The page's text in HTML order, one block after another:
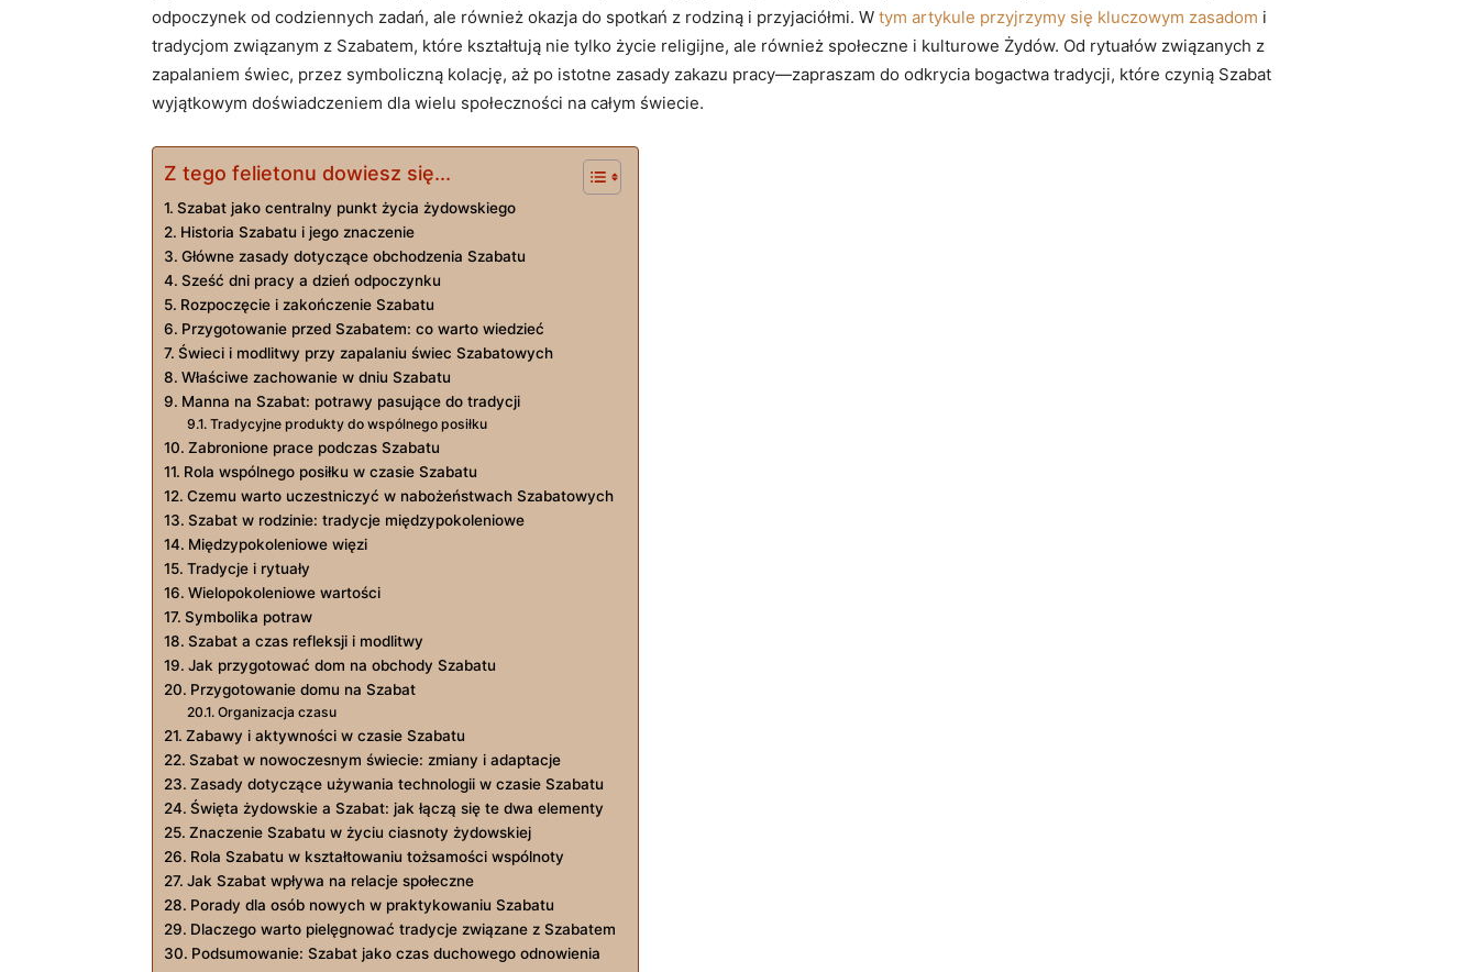
odpoczynek od codziennych zadań, ale również okazja do spotkań z rodziną i przyjaciółmi. W tym artykule przyjrzymy się kluczowym zasadom i
tradycjom związanym z Szabatem, które kształtują nie tylko życie religijne, ale również społeczne i kulturowe Żydów. Od rytuałów związanych z
zapalaniem świec, przez symboliczną kolację, aż po istotne zasady zakazu pracy—zapraszam do odkrycia bogactwa tradycji, które czynią Szabat
wyjątkowym doświadczeniem dla wielu społeczności na całym świecie.
Z tego felietonu dowiesz się...
Szabat jako centralny punkt życia żydowskiego
Historia Szabatu i jego znaczenie
Główne zasady dotyczące obchodzenia Szabatu
Sześć dni pracy a dzień odpoczynku
Rozpoczęcie i zakończenie Szabatu
Przygotowanie przed Szabatem: co warto wiedzieć
Świeci i modlitwy przy zapalaniu świec Szabatowych
Właściwe zachowanie w dniu Szabatu
Manna na Szabat: potrawy pasujące do tradycji
Tradycyjne produkty do wspólnego posiłku
Zabronione prace podczas Szabatu
Rola wspólnego posiłku w czasie Szabatu
Czemu warto uczestniczyć w nabożeństwach Szabatowych
Szabat w rodzinie: tradycje międzypokoleniowe
Międzypokoleniowe więzi
Tradycje i rytuały
Wielopokoleniowe wartości
Symbolika potraw
Szabat a czas refleksji i modlitwy
Jak przygotować dom na obchody Szabatu
Przygotowanie domu na Szabat
Organizacja czasu
Zabawy i aktywności w czasie Szabatu
Szabat w nowoczesnym świecie: zmiany i adaptacje
Zasady dotyczące używania technologii w czasie Szabatu
Święta żydowskie a Szabat: jak łączą się te dwa elementy
Znaczenie Szabatu w życiu ciasnoty żydowskiej
Rola Szabatu w kształtowaniu tożsamości wspólnoty
Jak Szabat wpływa na relacje społeczne
Porady dla osób nowych w praktykowaniu Szabatu
Dlaczego warto pielęgnować tradycje związane z Szabatem
Podsumowanie: Szabat jako czas duchowego odnowienia